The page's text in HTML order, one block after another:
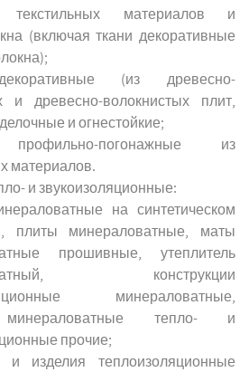
материалов и
(включая ткани декоративные
(из древесно-
и древесно-волокнистых плит,
и огнестойкие;
погонажные из
материалов.
и звукоизоляционные:
на синтетическом
плиты минераловатные, маты
прошивные, утеплитель
конструкции
минераловатные,
тепло- и
прочие;
и изделия теплоизоляционные